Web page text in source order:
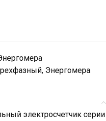
, Энергомера
электросчетчик серии